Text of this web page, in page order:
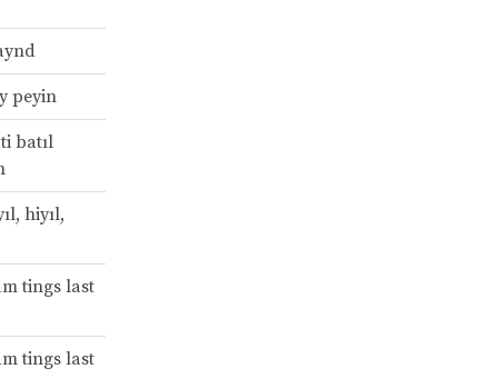
peyin
batıl
hiyıl,
tings last
tings last